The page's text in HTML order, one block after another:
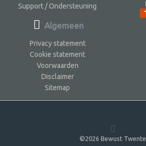
Support / Ondersteuning
Algemeen
Privacy statement
Cookie statement
Voorwaarden
Disclaimer
Sitemap
©2026 Bewust Twente